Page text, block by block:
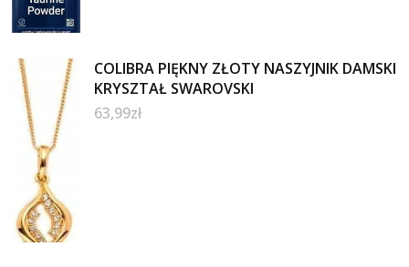
COLIBRA PIĘKNY ZŁOTY NASZYJNIK DAMSKI
KRYSZTAŁ SWAROVSKI
63,99zł